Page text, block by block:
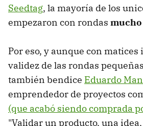
Seedtag, la mayoría de los
empezaron con rondas mucho
Por eso, y aunque con
validez de las rondas
también bendice Eduardo
emprendedor de proyectos
(que acabó siendo comprada
"Validar un producto, una